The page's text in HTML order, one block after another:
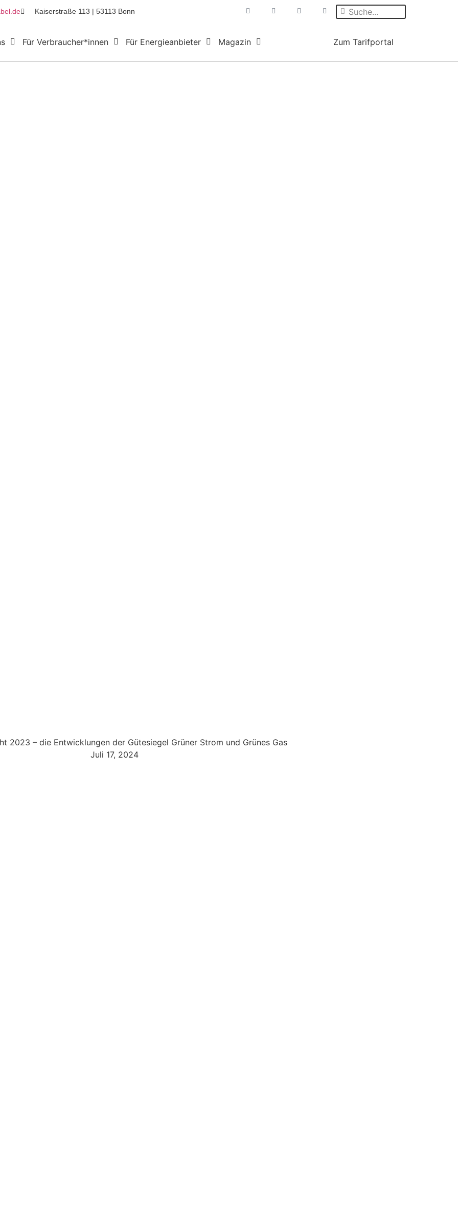
Kaiserstraße 113 | 53113 Bonn
Für Verbraucher*innen Für Energieanbieter Magazin Zum Tarifportal
2023 – die Entwicklungen der Gütesiegel Grüner Strom und Grünes Gas
Juli 17, 2024